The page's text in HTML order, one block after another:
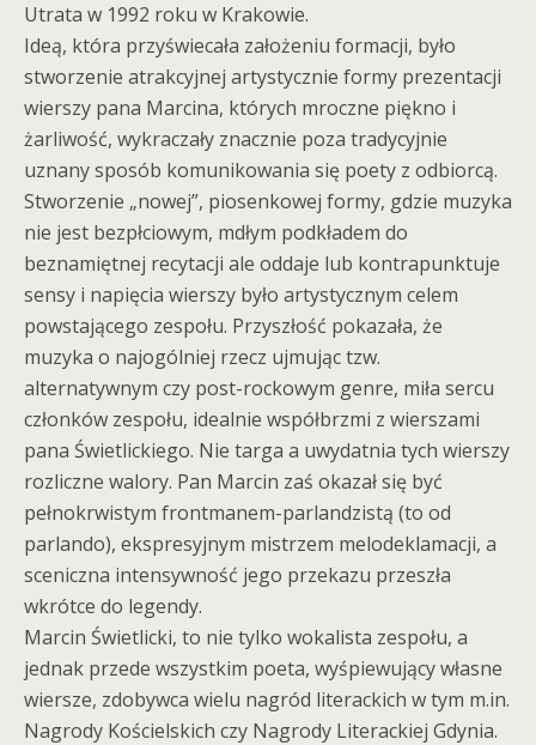
Utrata w 1992 roku w Krakowie.
Ideą, która przyświecała założeniu formacji, było
stworzenie atrakcyjnej artystycznie formy prezentacji
wierszy pana Marcina, których mroczne piękno i
żarliwość, wykraczały znacznie poza tradycyjnie
uznany sposób komunikowania się poety z odbiorcą.
Stworzenie „nowej”, piosenkowej formy, gdzie muzyka
nie jest bezpłciowym, mdłym podkładem do
beznamiętnej recytacji ale oddaje lub kontrapunktuje
sensy i napięcia wierszy było artystycznym celem
powstającego zespołu. Przyszłość pokazała, że
muzyka o najogólniej rzecz ujmując tzw.
alternatywnym czy post-rockowym genre, miła sercu
członków zespołu, idealnie współbrzmi z wierszami
pana Świetlickiego. Nie targa a uwydatnia tych wierszy
rozliczne walory. Pan Marcin zaś okazał się być
pełnokrwistym frontmanem-parlandzistą (to od
parlando), ekspresyjnym mistrzem melodeklamacji, a
sceniczna intensywność jego przekazu przeszła
wkrótce do legendy.
Marcin Świetlicki, to nie tylko wokalista zespołu, a
jednak przede wszystkim poeta, wyśpiewujący własne
wiersze, zdobywca wielu nagród literackich w tym m.in.
Nagrody Kościelskich czy Nagrody Literackiej Gdynia.